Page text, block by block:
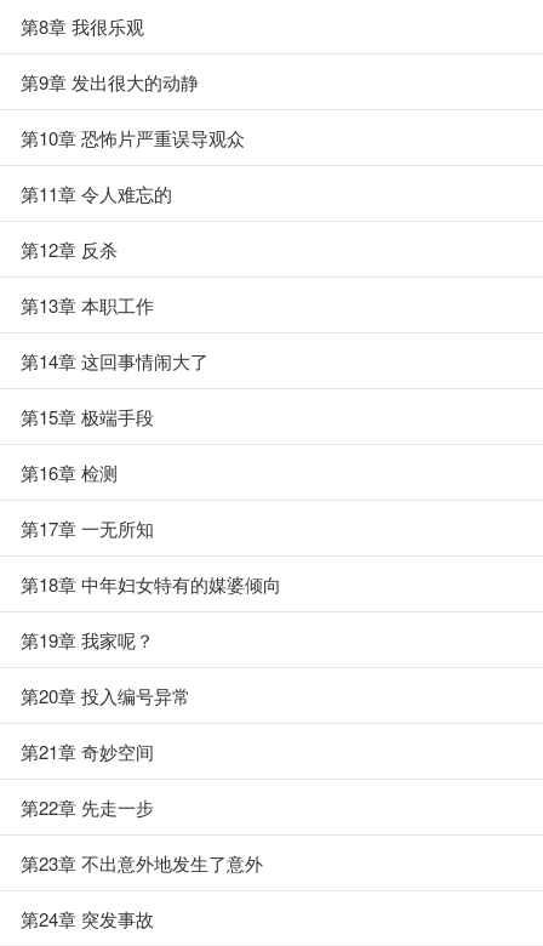
第8章 我很乐观
第9章 发出很大的动静
第10章 恐怖片严重误导观众
第11章 令人难忘的
第12章 反杀
第13章 本职工作
第14章 这回事情闹大了
第15章 极端手段
第16章 检测
第17章 一无所知
第18章 中年妇女特有的媒婆倾向
第19章 我家呢？
第20章 投入编号异常
第21章 奇妙空间
第22章 先走一步
第23章 不出意外地发生了意外
第24章 突发事故